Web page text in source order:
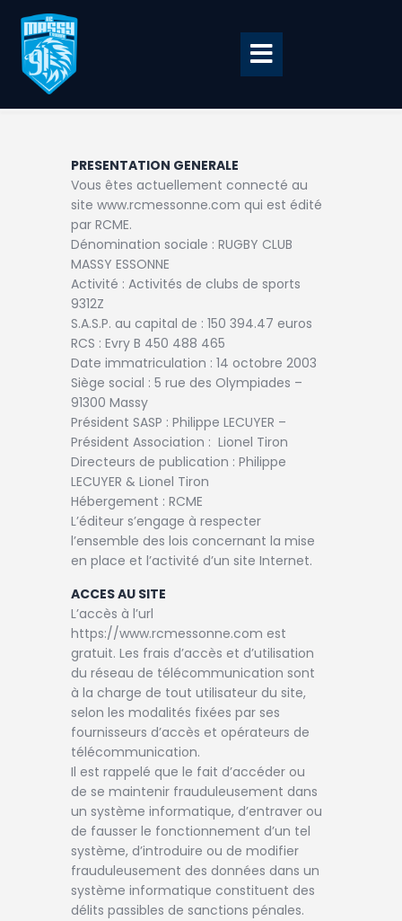
BILLETTERIE
BOUTIQUE
CLUB
EQUIPE PRO
RCME Association
ENTREPRISES &
PARTENAIRES
TAXE D’APPRENTISSAGE
MÉCÉNAT
FORMATION /
RECONVERSION
RSE
ACTUALITÉS
Contact
PRESENTATION GENERALE
Vous êtes actuellement connecté au
site www.rcmessonne.com qui est édité
par RCME.
Dénomination sociale : RUGBY CLUB
MASSY ESSONNE
Activité : Activités de clubs de sports
9312Z
S.A.S.P. au capital de : 150 394.47 euros
RCS : Evry B 450 488 465
Date immatriculation : 14 octobre 2003
Siège social : 5 rue des Olympiades –
91300 Massy
Président SASP : Philippe LECUYER –
Président Association : Lionel Tiron
Directeurs de publication : Philippe
LECUYER & Lionel Tiron
Hébergement : RCME
L’éditeur s’engage à respecter
l’ensemble des lois concernant la mise
en place et l’activité d’un site Internet.
ACCES AU SITE
L’accès à l’url
https://www.rcmessonne.com est
gratuit. Les frais d’accès et d’utilisation
du réseau de télécommunication sont
à la charge de tout utilisateur du site,
selon les modalités fixées par ses
fournisseurs d’accès et opérateurs de
télécommunication.
Il est rappelé que le fait d’accéder ou
de se maintenir frauduleusement dans
un système informatique, d’entraver ou
de fausser le fonctionnement d’un tel
système, d’introduire ou de modifier
frauduleusement des données dans un
système informatique constituent des
délits passibles de sanctions pénales.